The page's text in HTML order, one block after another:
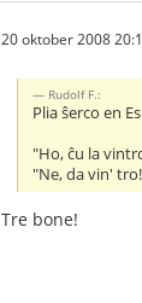
20 oktober 2008
Rudolf F.:
Plia ŝerco en
"Ho, ĉu la
"Ne, da vin'
Tre bone!